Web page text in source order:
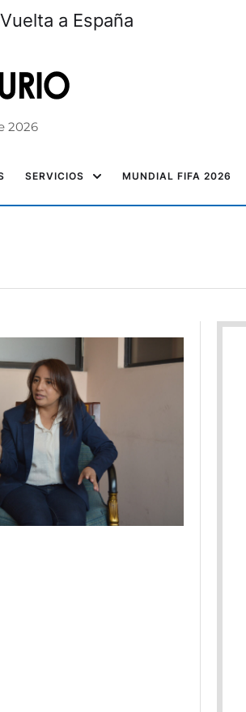
a España
2026
SERVICIOS MUNDIAL FIFA 2026